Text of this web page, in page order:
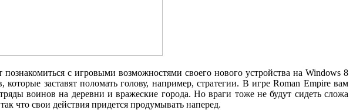
с игровыми возможностями своего нового устройства на Windows 8
заставят поломать голову, например, стратегии. В игре Roman Empire вам
воинов на деревни и вражеские города. Но враги тоже не будут сидеть сложа
что свои действия придется продумывать наперед.